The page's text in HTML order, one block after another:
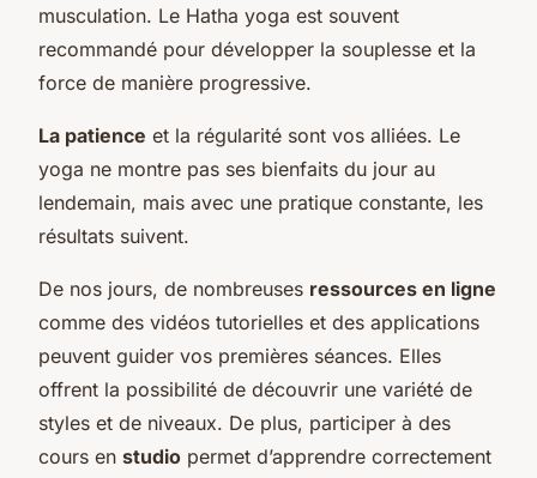
musculation. Le Hatha yoga est souvent
recommandé pour développer la souplesse et la
force de manière progressive.
La patience et la régularité sont vos alliées. Le
yoga ne montre pas ses bienfaits du jour au
lendemain, mais avec une pratique constante, les
résultats suivent.
De nos jours, de nombreuses ressources en ligne
comme des vidéos tutorielles et des applications
peuvent guider vos premières séances. Elles
offrent la possibilité de découvrir une variété de
styles et de niveaux. De plus, participer à des
cours en studio permet d’apprendre correctement